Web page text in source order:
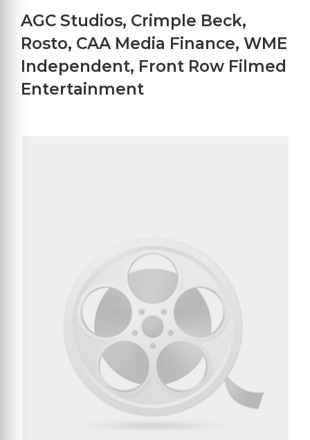
AGC Studios, Crimple Beck,
Rosto, CAA Media Finance, WME
Independent, Front Row Filmed
Entertainment